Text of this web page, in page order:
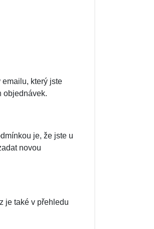
který jste
objednávek.
je, že jste u
novou
je také v přehledu